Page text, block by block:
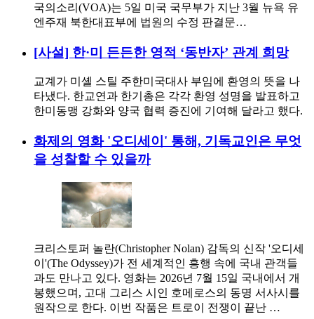
국의소리(VOA)는 5일 미국 국무부가 지난 3월 뉴욕 유
엔주재 북한대표부에 법원의 수정 판결문…
[사설] 한·미 든든한 영적 ‘동반자’ 관계 희망
교계가 미셸 스틸 주한미국대사 부임에 환영의 뜻을 나
타냈다. 한교연과 한기총은 각각 환영 성명을 발표하고
한미동맹 강화와 양국 협력 증진에 기여해 달라고 했다.
화제의 영화 '오디세이' 통해, 기독교인은 무엇
을 성찰할 수 있을까
크리스토퍼 놀란(Christopher Nolan) 감독의 신작 '오디세
이'(The Odyssey)가 전 세계적인 흥행 속에 국내 관객들
과도 만나고 있다. 영화는 2026년 7월 15일 국내에서 개
봉했으며, 고대 그리스 시인 호메로스의 동명 서사시를
원작으로 한다. 이번 작품은 트로이 전쟁이 끝난 …